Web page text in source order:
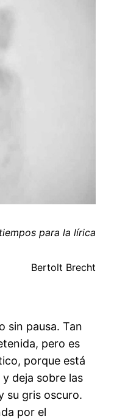
para la lírica
Bertolt Brecht
sin pausa. Tan
pero es
porque está
deja sobre las
su gris oscuro.
por el